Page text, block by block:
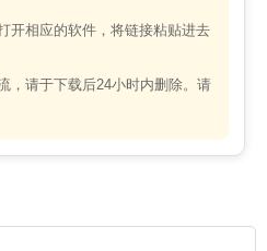
开相应的软件，将链接粘贴进去
，请于下载后24小时内删除。请